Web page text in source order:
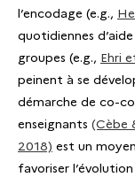
l’encodage (e.g.,
quotidiennes
groupes (e.g., Ehri
peinent à se
démarche de co-
enseignants (Cèbe
2018) est un
favoriser